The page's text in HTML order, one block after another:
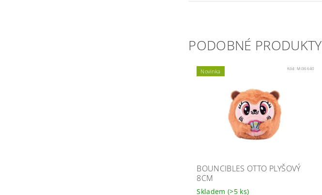
PODOBNÉ PRODUKTY
Novinka Kód:MI36640
BOUNCIBLES OTTO PLYŠOVÝ
8CM
Skladem (>5 ks)